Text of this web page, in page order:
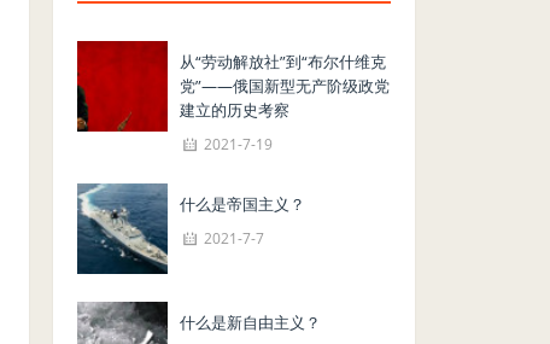
从“劳动解放社”到“布尔什维克
党”——俄国新型无产阶级政党
建立的历史考察
2021-7-19
什么是帝国主义？
2021-7-7
什么是新自由主义？